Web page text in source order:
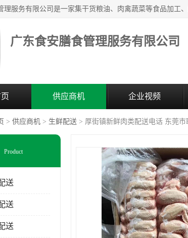
广东食安膳食管理服务有限公司
供应商机 企业视频
> 供应商机 > 生鲜配送 > 厚街镇新鲜肉类配送电话 东莞市
Product
送
送
送